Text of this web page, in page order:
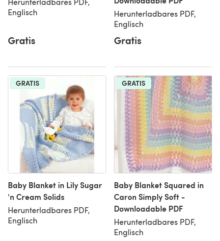
Englisch
Gratis
Herunterladbares PDF,
Englisch
Gratis
GRATIS
Baby Blanket in Lily Sugar
'n Cream Solids
Herunterladbares PDF,
Englisch
GRATIS
Baby Blanket Squared in
Caron Simply Soft -
Downloadable PDF
Herunterladbares PDF,
Englisch